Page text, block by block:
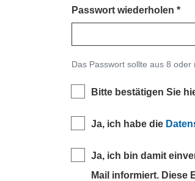
Passwort wiederholen
Das Passwort sollte aus 8
Bitte bestätigen Sie
Ja, ich habe die
Ja, ich bin damit
Mail informiert. Diese